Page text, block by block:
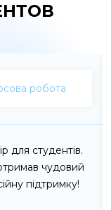
робота
студентів.
чудовий
підтримку!